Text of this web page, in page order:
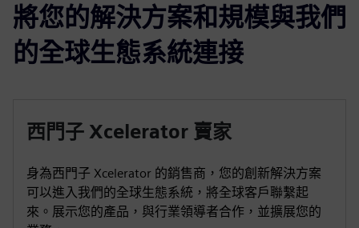
將您的解決方案和規模與我們
的全球生態系統連接
西門子 Xcelerator 賣家
身為西門子 Xcelerator 的銷售商，您的創新解決方案
可以進入我們的全球生態系統，將全球客戶聯繫起
來。展示您的產品，與行業領導者合作，並擴展您的